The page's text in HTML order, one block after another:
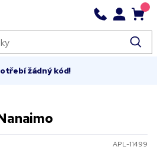
žádný kód!
APL-11499